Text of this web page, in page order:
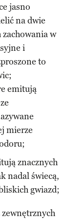
jasno
na dwie
zachowania w
i
to
emitują
mierze
znacznych
nadal świecą,
gwiazd;
zewnętrznych